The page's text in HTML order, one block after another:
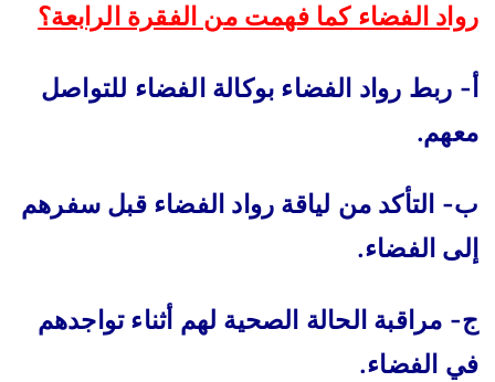
رواد الفضاء كما فهمت من الفقرة الرابعة؟
أ- ربط رواد الفضاء بوكالة الفضاء للتواصل
معهم.
ب- التأكد من لياقة رواد الفضاء قبل سفرهم
إلى الفضاء.
ج- مراقبة الحالة الصحية لهم أثناء تواجدهم
في الفضاء.